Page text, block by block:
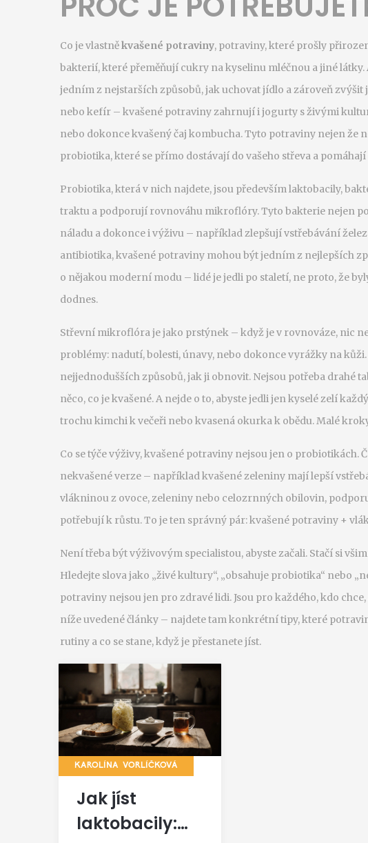
Co je vlastněkvašené potraviny, potraviny, které prošly
bakterií, které přeměňují cukry na kyselinu mléčnou a jiné látky.
jedním z nejstarších způsobů, jak uchovat jídlo a zároveň
nebo kefír – kvašené potraviny zahrnují i jogurty s živými
nebo dokonce kvašený čaj kombucha. Tyto potraviny nejen že
probiotika, které se přímo dostávají do vašeho střeva a
Probiotika, která v nich najdete, jsou předevšímlaktobacily,
traktu a podporují rovnováhu mikroflóry.Tyto bakterie nejen
náladu a dokonce i výživu – například zlepšují vstřebávání
antibiotika, kvašené potraviny mohou být jedním z nejlepších
o nějakou moderní modu – lidé je jedli po staletí, ne proto, že
dodnes.
Střevní mikroflóra je jako prstýnek – když je v rovnováze, nic
problémy: nadutí, bolesti, únavy, nebo dokonce vyrážky na
nejjednodušších způsobů, jak ji obnovit. Nejsou potřeba drahé
něco, co je kvašené. A nejde o to, abyste jedli jen kyselé zelí
trochu kimchi k večeři nebo kvasená okurka k obědu. Malé
Co se týče výživy, kvašené potraviny nejsou jen o probiotikách.
nekvašené verze – například kvašené zeleniny mají lepší
vlákninou z ovoce, zeleniny nebo celozrnných obilovin,
potřebují k růstu. To je ten správný pár: kvašené potraviny +
Není třeba být výživovým specialistou, abyste začali. Stačí si
Hledejte slova jako „živé kultury“, „obsahuje probiotika“ nebo
potraviny nejsou jen pro zdravé lidi. Jsou pro každého, kdo
níže uvedené články – najdete tam konkrétní tipy, které
rutiny a co se stane, když je přestanete jíst.
KAROLÍNA VORLÍČKOVÁ
Jak jíst
laktobacily: